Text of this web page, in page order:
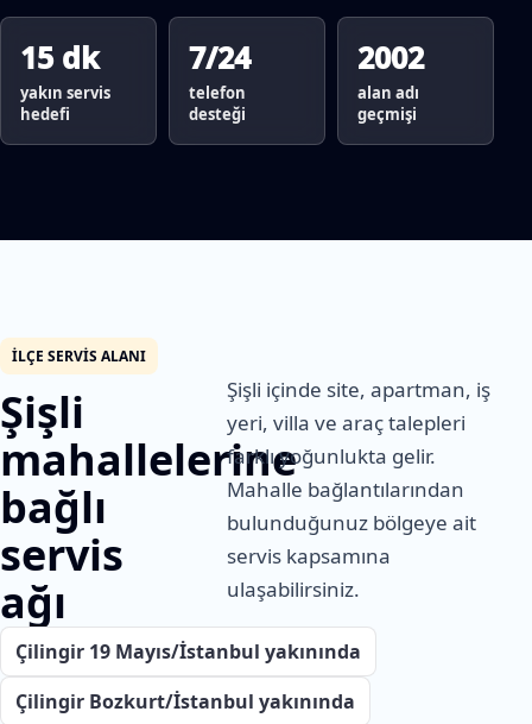
15 dk
yakın servis
hedefi
7/24
telefon
desteği
2002
alan adı
geçmişi
İLÇE SERVIS ALANI
Şişli
mahallelerine
bağlı
servis
ağı
Şişli içinde site, apartman, iş
yeri, villa ve araç talepleri
farklı yoğunlukta gelir.
Mahalle bağlantılarından
bulunduğunuz bölgeye ait
servis kapsamına
ulaşabilirsiniz.
Çilingir 19 Mayıs/İstanbul yakınında
Çilingir Bozkurt/İstanbul yakınında